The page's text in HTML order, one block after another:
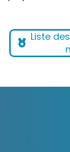
Liste